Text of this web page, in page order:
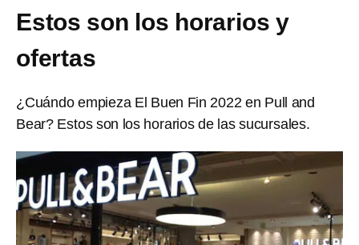
Estos son los horarios y
ofertas
¿Cuándo empieza El Buen Fin 2022 en Pull and
Bear? Estos son los horarios de las sucursales.